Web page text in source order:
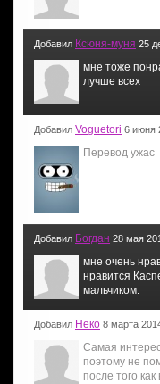
Добавил Ксюня-муня 25
мне тоже
лучше всех
Добавил Voguetori 6 июня
Перевод ужас
Добавил Богдан 28 мая
мне очень
нравится
мальчиком.
Добавил Неко 8 марта
Самая
поэтому не
после того